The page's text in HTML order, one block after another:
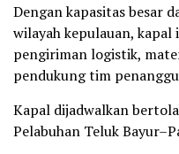
Dengan kapasitas besar
wilayah kepulauan,
pengiriman logistik,
pendukung tim
Kapal dijadwalkan
Pelabuhan Teluk